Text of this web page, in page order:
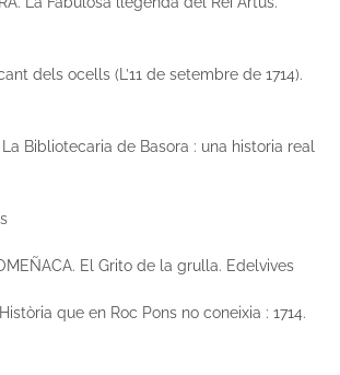
dels ocells (L’11 de setembre de 1714).
La Bibliotecaria de Basora : una historia real
El Grito de la grulla. Edelvives
Història que en Roc Pons no coneixia : 1714.